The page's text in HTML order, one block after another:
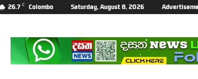
26.7 C Colombo Saturday, August 8, 2026